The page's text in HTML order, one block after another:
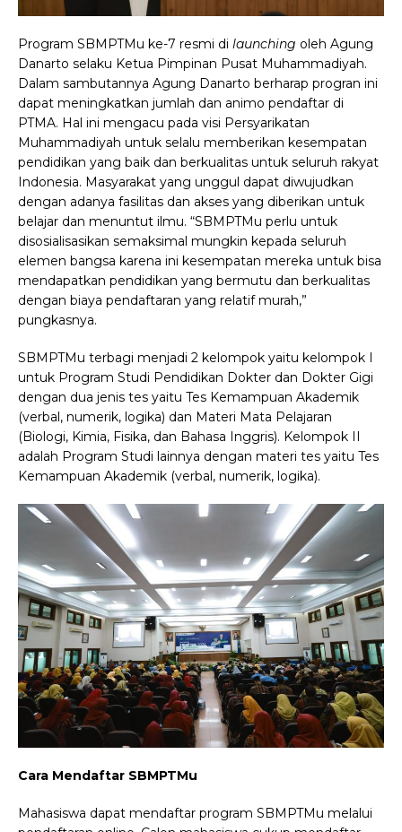
Program SBMPTMu ke-7 resmi di launching oleh Agung
Danarto selaku Ketua Pimpinan Pusat Muhammadiyah.
Dalam sambutannya Agung Danarto berharap progran ini
dapat meningkatkan jumlah dan animo pendaftar di
PTMA. Hal ini mengacu pada visi Persyarikatan
Muhammadiyah untuk selalu memberikan kesempatan
pendidikan yang baik dan berkualitas untuk seluruh rakyat
Indonesia. Masyarakat yang unggul dapat diwujudkan
dengan adanya fasilitas dan akses yang diberikan untuk
belajar dan menuntut ilmu. “SBMPTMu perlu untuk
disosialisasikan semaksimal mungkin kepada seluruh
elemen bangsa karena ini kesempatan mereka untuk bisa
mendapatkan pendidikan yang bermutu dan berkualitas
dengan biaya pendaftaran yang relatif murah,”
pungkasnya.
SBMPTMu terbagi menjadi 2 kelompok yaitu kelompok I
untuk Program Studi Pendidikan Dokter dan Dokter Gigi
dengan dua jenis tes yaitu Tes Kemampuan Akademik
(verbal, numerik, logika) dan Materi Mata Pelajaran
(Biologi, Kimia, Fisika, dan Bahasa Inggris). Kelompok II
adalah Program Studi lainnya dengan materi tes yaitu Tes
Kemampuan Akademik (verbal, numerik, logika).
Cara Mendaftar SBMPTMu
Mahasiswa dapat mendaftar program SBMPTMu melalui